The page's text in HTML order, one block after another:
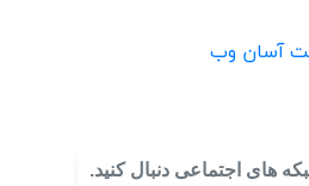
آسان وب
های اجتماعی دنبال کنید.